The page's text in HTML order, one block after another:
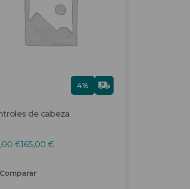
de cabeza
4%
Gra
tis
€165,00 €
Comparar